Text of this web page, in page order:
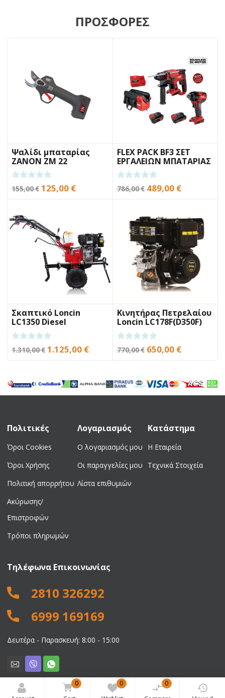
0
0
0
ΠΡΟΣΦΟΡΕΣ
Ψαλίδι μπαταρίας
ZANON ZM 22
155,00€ Original
155,00 €.
125,00 €Η
125,00 €.
FLEX PACK BF3 ΣΕΤ
ΕΡΓΑΛΕΙΩΝ ΜΠΑΤΑΡΙΑΣ
786,00€ Original
786,00 €.
489,00 €Η
είναι:
489,00 €.
Σκαπτικό Loncin
LC1350 Diesel
1.310,00€ Original
1.310,00 €.
1.125,00 €Η
είναι:
1.125,00 €.
Κινητήρας Πετρελαίου
Loncin LC178F(D350F)
6,7Hp
770,00€ Original
770,00 €.
650,00 €Η
είναι:
650,00 €.
Πολιτικές
Όροι Cookies
Όροι Χρήσης
Πολιτική απορρήτου
Ακύρωσης/
Επιστροφών
Τρόποι πληρωμών
Λογαριασμός
Ο λογαριασμός μου
Οι παραγγελίες μου
Λίστα επιθυμιών
Κατάστημα
Η Εταιρεία
Τεχνικά Στοιχεία
Τηλέφωνα Επικοινωνίας
2810 326292
6999 169169
Δευτέρα - Παρασκευή: 8:00 - 15:00
© 2026 Νικολαΐδης Ιωάννης. All rights reserved.